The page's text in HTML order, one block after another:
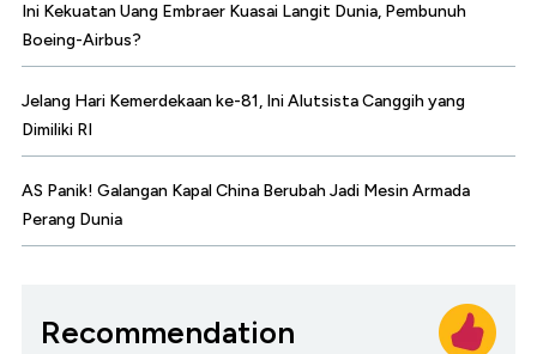
Ini Kekuatan Uang Embraer Kuasai Langit Dunia, Pembunuh
Boeing-Airbus?
Jelang Hari Kemerdekaan ke-81, Ini Alutsista Canggih yang
Dimiliki RI
AS Panik! Galangan Kapal China Berubah Jadi Mesin Armada
Perang Dunia
Recommendation